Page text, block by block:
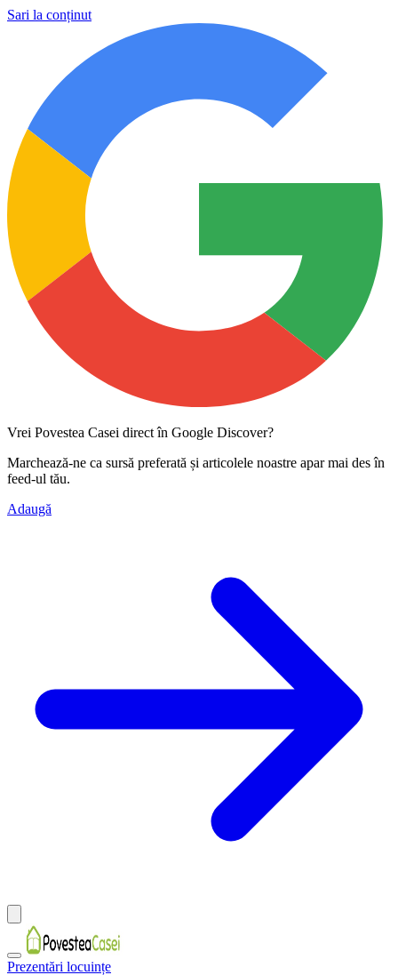
Sari la conținut
Vrei Povestea Casei direct în Google Discover?
Marchează-ne ca sursă preferată și articolele noastre apar mai des în
feed-ul tău.
Adaugă
Prezentări locuințe